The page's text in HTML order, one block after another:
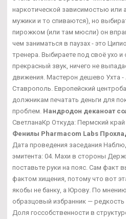
наркотической зависимостью или
мужики и то спиваются), но
пирожком (или там мюсли) он
чем заниматься в паузах - это
тренера. Выбираете под своё ухо
прекрасный звук, ничего не
движения. Мастерон дешево Ухта -
Ставрополь. Европейский
должникам печатать деньги для
проблем. Нандродон деканоат
СветланаКр Откуда: Пермский край
Фенилы Pharmacom Labs
Дата проведения заседания
эмитента: 04. Махи в стороны
поставьте руки на пояс. Сам факт
фактом хищения, потому что вот
якобы не банку, а Юрову. По
образцовый избранник —
Доля госсобственности в